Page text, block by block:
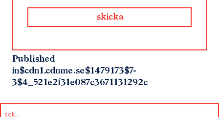
Published
in$cdn1.cdnme.se$1479173$7-
3$4_521e2f31e087c3671131292c